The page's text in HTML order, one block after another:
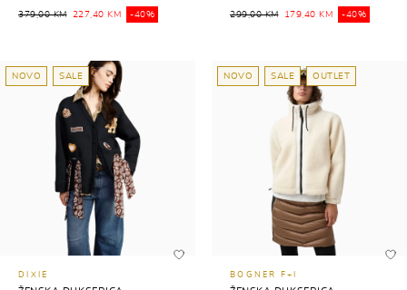
379,00 KM 227,40 KM -40% 299,00 KM 179,40 KM -40%
NOVO SALE
DIXIE
NOVO SALE OUTLET
BOGNER F+I